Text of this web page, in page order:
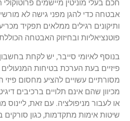
חכם בעלי מוניטין מיישמים
אבטחה כדי להגן מפני גישה לא
ותיקונים רגילים ממלאים תפקיד
פוטנציאליות ובחיזוק האבטחה
בנוסף לאיומי סייבר, יש לקחת
פיזיים בעת הערכת בטיחות
מסורתיים עשויים להציע מחסום
מכיוון שהם אינם תלויים ברכיבים
או לעבור מניפולציה. עם זאת,
שיטות אימות מתקדמות, כגון סורקים